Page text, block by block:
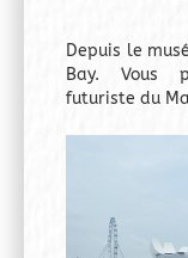
Depuis le
Bay. Vous
futuriste du